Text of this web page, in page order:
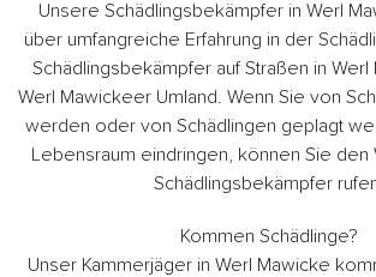
Unsere Schädlingsbekämpfer in Werl
über umfangreiche Erfahrung in der
Schädlingsbekämpfer auf Straßen in Werl
Werl Mawickeer Umland. Wenn Sie von
werden oder von Schädlingen geplagt
Lebensraum eindringen, können Sie den
Schädlingsbekämpfer
Kommen Schädlinge?
Unser Kammerjäger in Werl Mawicke